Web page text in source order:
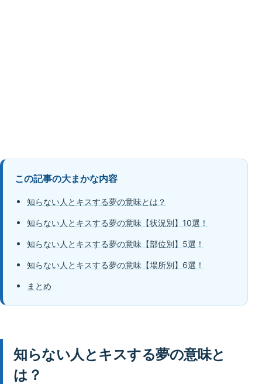
この記事の大まかな内容
知らない人とキスする夢の意味とは？
知らない人とキスする夢の意味【状況別】10選！
知らない人とキスする夢の意味【部位別】5選！
知らない人とキスする夢の意味【場所別】6選！
まとめ
知らない人とキスする夢の意味と
は？